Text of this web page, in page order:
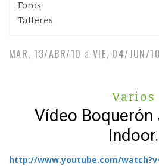
Foros
Talleres
MAR, 13/ABR/10 a VIE, 04/JUN/10
Varios
Vídeo
Indoor.
http://www.youtube.com/